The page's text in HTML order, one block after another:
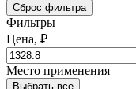
Сброс фильтра
Фильтры
Цена, ₽
Место применения
Выбрать все